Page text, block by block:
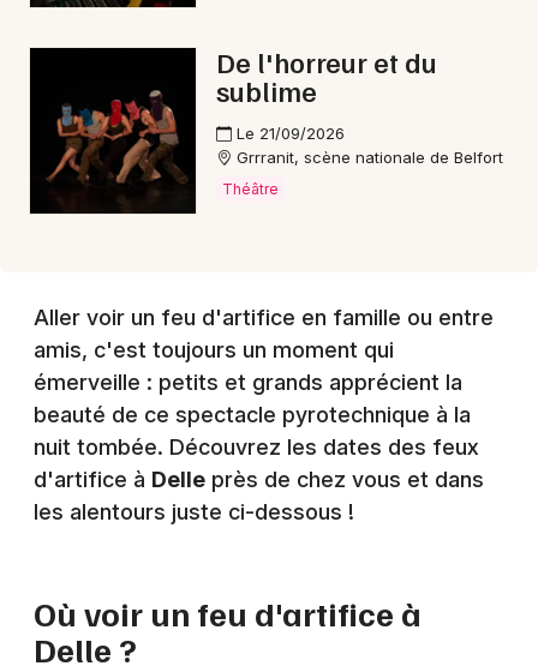
90 - Territoire de Belfort
Choisir mes départements
Mon email
De l'horreur et du
sublime
Le 21/09/2026
Grrranit, scène nationale de Belfort
Théâtre
Aller voir un feu d'artifice en famille ou entre
amis, c'est toujours un moment qui
émerveille : petits et grands apprécient la
beauté de ce spectacle pyrotechnique à la
nuit tombée. Découvrez les dates des feux
d'artifice à Delle près de chez vous et dans
les alentours juste ci-dessous !
Où voir un feu d'artifice à
Delle ?